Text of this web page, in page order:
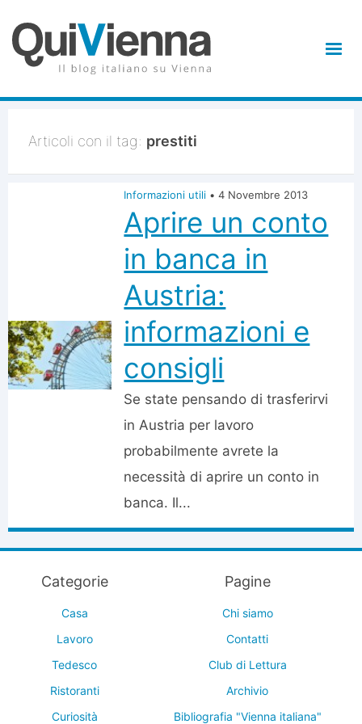
Articoli con il tag: prestiti
Informazioni utili • 4 Novembre 2013
Aprire un conto
in banca in
Austria:
informazioni e
consigli
Se state pensando di trasferirvi
in Austria per lavoro
probabilmente avrete la
necessità di aprire un conto in
banca. Il...
Categorie
Casa
Lavoro
Tedesco
Ristoranti
Curiosità
Pagine
Chi siamo
Contatti
Club di Lettura
Archivio
Bibliografia "Vienna italiana"